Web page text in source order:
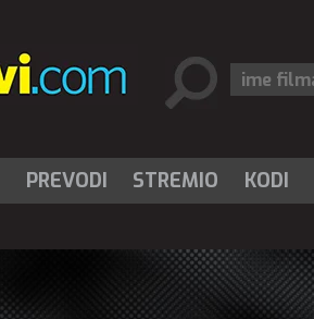
PREVODI STREMIO KODI